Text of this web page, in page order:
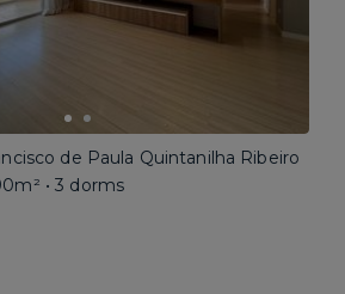
de Paula Quintanilha Ribeiro
• 3 dorms